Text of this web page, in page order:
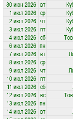
30 июн 2026 вт
1 июл 2026 ср
2 июл 2026 чт
3 июл 2026 пт
4 июл 2026 сб
6 июл 2026 пн
7 июл 2026 вт
8 июл 2026 ср
9 июл 2026 чт
10 июл 2026 пт
11 июл 2026 сб
12 июл 2026 вс
13 июл 2026 пн
14 июл 2026 вт